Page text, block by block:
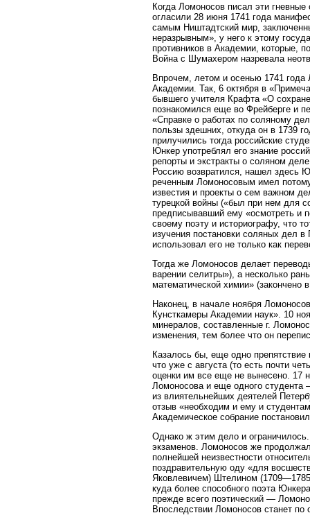
Когда Ломоносов писал эти
огласили 28 июня 1741 года
самым Ништадтский мир,
неразрывным», у него к этому
противников в Академии, которые,
Война с Шумахером назревала
Впрочем, летом и осенью 1741
Академии. Так, 6 октября в
бывшего учителя Крафта «О
познакомился еще во Фрейберге и
«Справке о работах по соляному
пользы здешних, откуда он в 1739
прилучились тогда российские
Юнкер употреблял его знание
репорты и экстракты о соляном
Россию возвратился, нашел здесь
реченным Ломоносовым имел потому
известия и проекты о сем важном
турецкой войны («был при нем для
предписывавший ему «осмотреть и
своему поэту и историографу, что
изучения постановки соляных дел
использовал его не только как
Тогда же Ломоносов делает
варении селитры»), а несколько
математической химии» (закончено
Наконец, в начале ноября
Кунсткамеры Академии наук». 10
минералов, составленные г.
изменения, тем более что он
Казалось бы, еще одно
что уже с августа (то есть почти
оценки им все еще не вынесено. 17
Ломоносова и еще одного студента
из влиятельнейших деятелей
отзыв «необходим и ему и
Академическое собрание
Однако ж этим дело и
экзаменов. Ломоносов же
полнейшей неизвестности
поздравительную оду «для
Яковлевичем) Штелином
куда более способного поэта
прежде всего поэтический —
Впоследствии Ломоносов станет